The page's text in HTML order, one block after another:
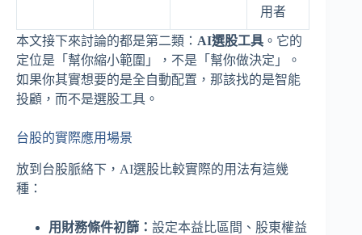
用者
本文接下來討論的都是第二類： AI選股工具 。它的
定位是「幫你縮小範圍」，不是「幫你做決定」。
如果你其實想要的是全自動配置，那該找的是智能
投顧，而不是選股工具。
台股的實際應用場景
放到台股脈絡下，AI選股比較實際的用法有這幾
種：
用財務條件初篩： 設定本益比區間、股東權益